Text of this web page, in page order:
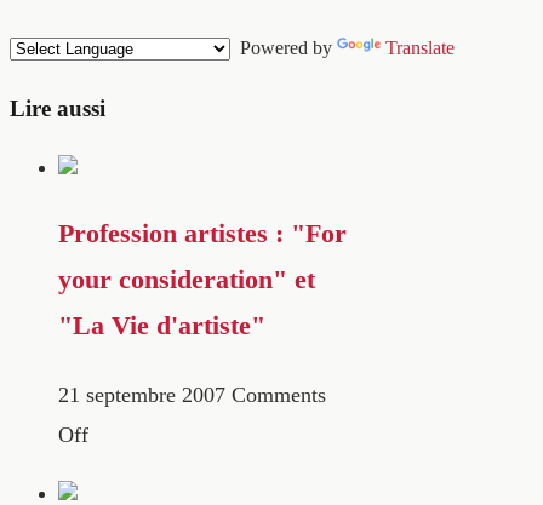
Powered by Translate
Lire aussi
Profession artistes : "For
your consideration" et
"La Vie d'artiste"
21 septembre 2007 Comments
Off